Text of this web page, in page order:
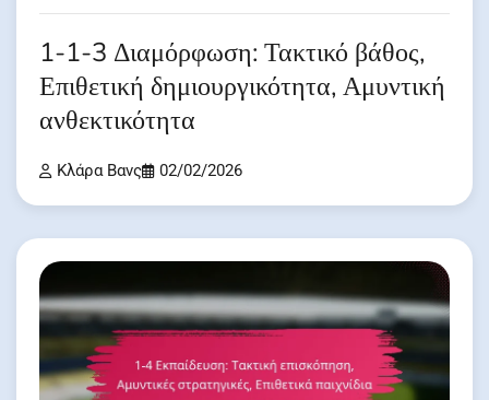
1-1-3 Διαμόρφωση: Τακτικό βάθος,
Επιθετική δημιουργικότητα, Αμυντική
ανθεκτικότητα
Κλάρα Βανς 02/02/2026